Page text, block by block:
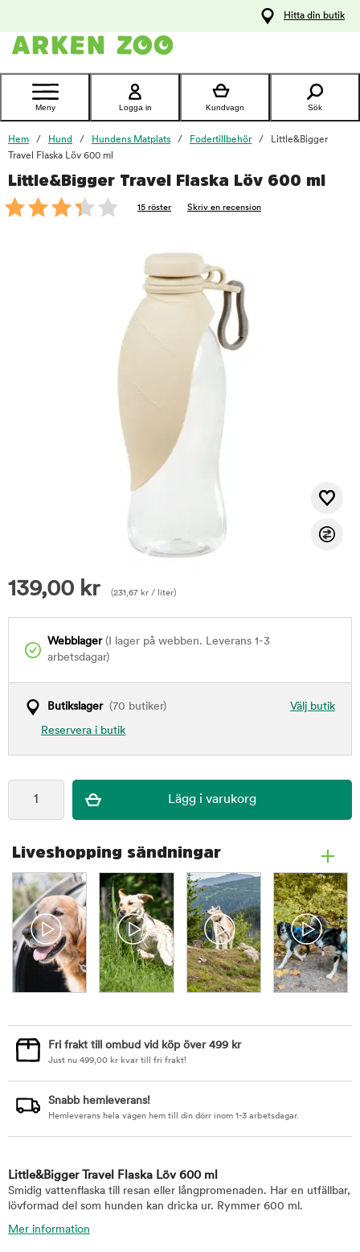
Kontakta
Hitta din butik
Meny Logga in Kundvagn Sök
Hem Hund Hundens Matplats Fodertillbehör
Little&Bigger
Travel Flaska Löv 600 ml
Little&Bigger Travel Flaska Löv 600 ml
15 röster Skriv en recension
139,00 kr (231,67 kr / liter)
Webblager(I lager på webben. Leverans 1-3
arbetsdagar)
Välj butik
Butikslager(70 butiker)
Reservera i butik
foo
Liveshopping sändningar
Fri frakt till ombud vid köp över 499 kr
Just nu 499,00 kr kvar till fri frakt!
Snabb hemleverans!
Hemleverans hela vägen hem till din dörr inom 1-3 arbetsdagar.
Little&Bigger Travel Flaska Löv 600 ml
Smidig vattenflaska till resan eller långpromenaden. Har en utfällbar,
lövformad del som hunden kan dricka ur. Rymmer 600 ml.
Mer information